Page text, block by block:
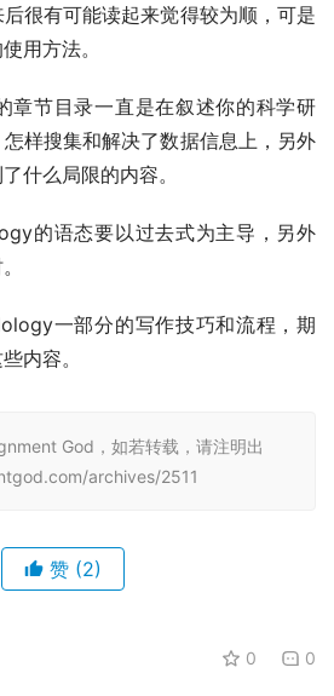
很有可能读起来觉得较为顺，可是
用方法。
章节目录一直是在叙述你的科学研
样搜集和解决了数据信息上，另外
什么局限的内容。
的语态要以过去式为主导，另外
一部分的写作技巧和流程，期
内容。
God，如若转载，请注明出
archives/2511
赞 (2)
0 0